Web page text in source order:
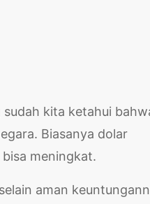
sudah kita ketahui
Biasanya dolar
meningkat.
aman